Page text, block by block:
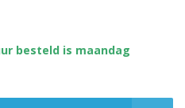
besteld is maandag